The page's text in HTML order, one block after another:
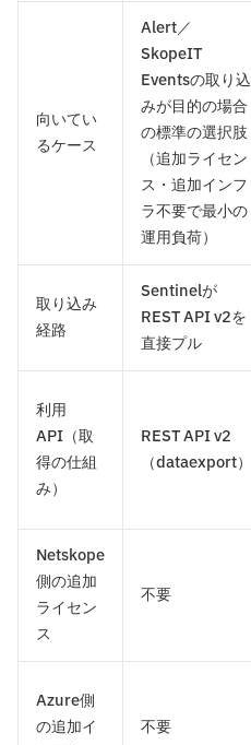
向いてい
るケース
Alert／
SkopeIT
Eventsの取り込
みが目的の場合
の標準の選択肢
（追加ライセン
ス・追加インフ
ラ不要で最小の
運用負荷）
取り込み
経路
Sentinelが
REST API v2を
直接プル
利用
API（取
得の仕組
み）
REST API v2
（dataexport）
Netskope
側の追加
ライセン
ス
不要
Azure側
の追加イ
不要